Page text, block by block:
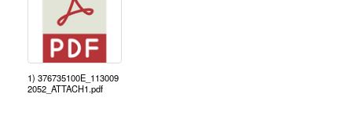
1) 376735100E_113009
2052_ATTACH1.pdf